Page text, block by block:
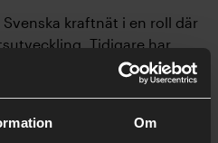
Om
kraftnät i en roll där
Tidigare har
Vattenfall, PwC och
kommer det att öppnas